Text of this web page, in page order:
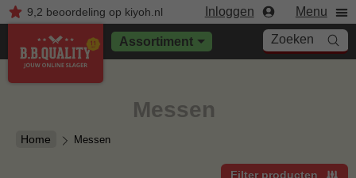
9,2 beoordelingop kiyoh.nl Inloggen Menu
Assortiment Zoeken
Home Messen
Messen
Filter producten